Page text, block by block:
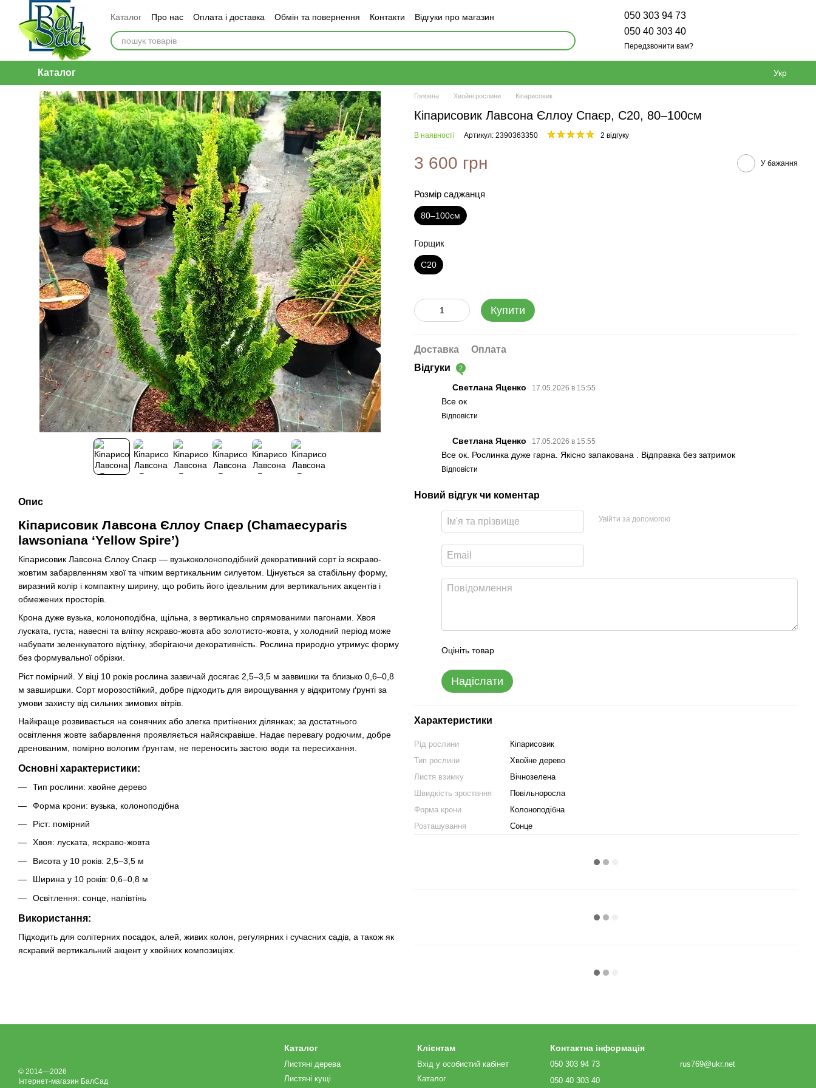
Перейти до основного контенту
Каталог Про нас Оплата і доставка Обмін та повернення Контакти Відгуки про магазин
050 303 94 73
050 40 303 40
Передзвонити вам?
Каталог Укр
Опис
Кіпарисовик Лавсона Єллоу Спаєр (Chamaecyparis
lawsoniana ‘Yellow Spire’)
Кіпарисовик Лавсона Єллоу Спаєр — вузькоколоноподібний декоративний сорт із яскраво-
жовтим забарвленням хвої та чітким вертикальним силуетом. Цінується за стабільну форму,
виразний колір і компактну ширину, що робить його ідеальним для вертикальних акцентів і
обмежених просторів.
Крона дуже вузька, колоноподібна, щільна, з вертикально спрямованими пагонами. Хвоя
луската, густа; навесні та влітку яскраво-жовта або золотисто-жовта, у холодний період може
набувати зеленкуватого відтінку, зберігаючи декоративність. Рослина природно утримує форму
без формувальної обрізки.
Ріст помірний. У віці 10 років рослина зазвичай досягає 2,5–3,5 м заввишки та близько 0,6–0,8
м завширшки. Сорт морозостійкий, добре підходить для вирощування у відкритому ґрунті за
умови захисту від сильних зимових вітрів.
Найкраще розвивається на сонячних або злегка притінених ділянках; за достатнього
освітлення жовте забарвлення проявляється найяскравіше. Надає перевагу родючим, добре
дренованим, помірно вологим ґрунтам, не переносить застою води та пересихання.
Основні характеристики:
Тип рослини: хвойне дерево
Форма крони: вузька, колоноподібна
Ріст: помірний
Хвоя: луската, яскраво-жовта
Висота у 10 років: 2,5–3,5 м
Ширина у 10 років: 0,6–0,8 м
Освітлення: сонце, напівтінь
Використання:
Підходить для солітерних посадок, алей, живих колон, регулярних і сучасних садів, а також як
яскравий вертикальний акцент у хвойних композиціях.
Головна Хвойні рослини Кіпарисовик
Кіпарисовик Лавсона Єллоу Спаєр, С20, 80–100см
В наявності Артикул: 2390363350 2 відгуку
3 600 грн У бажання
Розмір саджанця
80–100см
Горщик
С20
Купити
Доставка
Оплата
Відгуки
2
Светлана Яценко 17.05.2026 в 15:55
Все ок
Відповісти
Светлана Яценко 17.05.2026 в 15:55
Все ок. Рослинка дуже гарна. Якісно запакована . Відправка без затримок
Відповісти
Новий відгук чи коментар
Увійти за допомогою
Оцініть товар
Надіслати
Характеристики
Рід рослини
Кіпарисовик
Тип рослини
Хвойне дерево
Листя взимку
Вічнозелена
Швидкість зростання
Повільноросла
Форма крони
Колоноподібна
Розташування
Сонце
© 2014—2026
Інтернет-магазин БалСад
Каталог
Листяні дерева
Листяні кущі
Клієнтам
Вхід у особистий кабінет
Каталог
Контактна інформація
050 303 94 73
050 40 303 40
rus769@ukr.net